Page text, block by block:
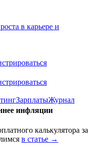
в карьере и
ЗарплатыЖурнал
инфляции
калькулятора за
в статье →